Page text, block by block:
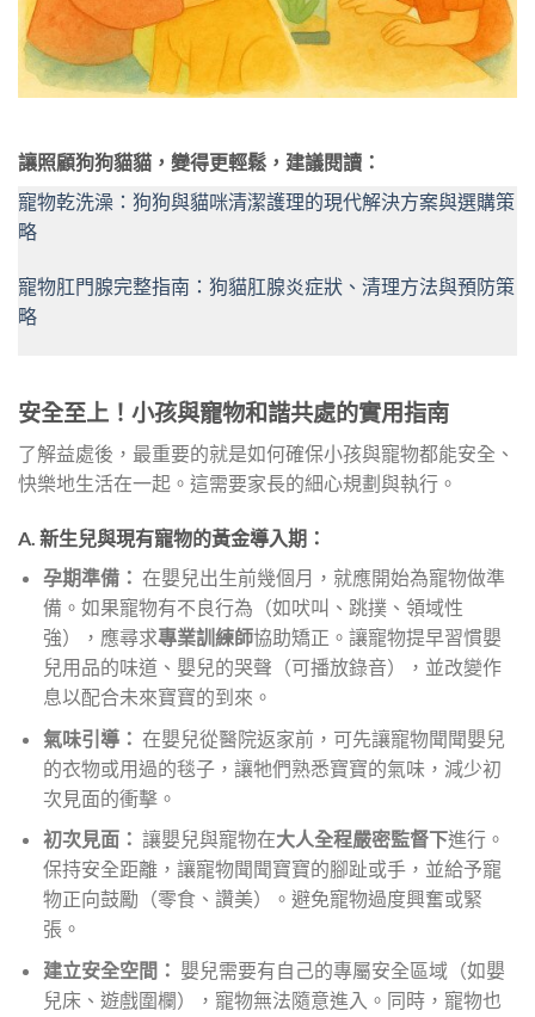
讓照顧狗狗貓貓，變得更輕鬆，建議閱讀 ：
寵物乾洗澡：狗狗與貓咪清潔護理的現代解決方案與選購策
略
寵物肛門腺完整指南：狗貓肛腺炎症狀、清理方法與預防策
略
安全至上！小孩與寵物和諧共處的實用指南
了解益處後，最重要的就是如何確保小孩與寵物都能安全、
快樂地生活在一起。這需要家長的細心規劃與執行。
A. 新生兒與現有寵物的黃金導入期：
孕期準備： 在嬰兒出生前幾個月，就應開始為寵物做準
備。如果寵物有不良行為（如吠叫、跳撲、領域性
強），應尋求專業訓練師協助矯正。讓寵物提早習慣嬰
兒用品的味道、嬰兒的哭聲（可播放錄音），並改變作
息以配合未來寶寶的到來。
氣味引導： 在嬰兒從醫院返家前，可先讓寵物聞聞嬰兒
的衣物或用過的毯子，讓牠們熟悉寶寶的氣味，減少初
次見面的衝擊。
初次見面： 讓嬰兒與寵物在大人全程嚴密監督下進行。
保持安全距離，讓寵物聞聞寶寶的腳趾或手，並給予寵
物正向鼓勵（零食、讚美）。避免寵物過度興奮或緊
張。
建立安全空間： 嬰兒需要有自己的專屬安全區域（如嬰
兒床、遊戲圍欄），寵物無法隨意進入。同時，寵物也